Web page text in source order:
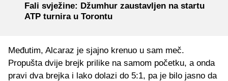
Fali svježine: Džumhur zaustavljen na startu
ATP turnira u Torontu
Međutim, Alcaraz je sjajno krenuo u sam meč.
Propušta dvije brejk prilike na samom početku, a onda
pravi dva brejka i lako dolazi do 5:1, pa je bilo jasno da